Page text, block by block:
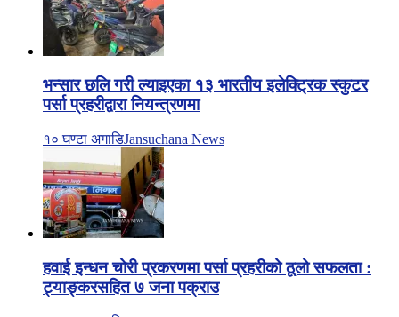
भन्सार छलि गरी ल्याइएका १३ भारतीय इलेक्ट्रिक स्कुटर
पर्सा प्रहरीद्वारा नियन्त्रणमा
१० घण्टा अगाडिJansuchana News
हवाई इन्धन चोरी प्रकरणमा पर्सा प्रहरीको ठूलो सफलता :
ट्याङ्करसहित ७ जना पक्राउ